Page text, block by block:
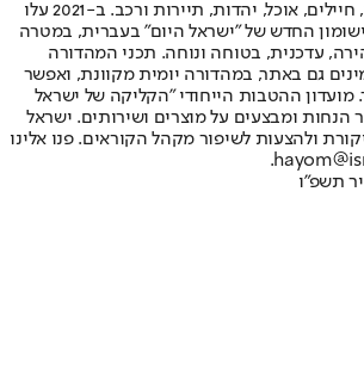
כלכלה וצרכנות, בריאות, חיילים, אוכל, יהדות, תיירות ורכב. ב-2021 עלו
החדש של "ישראל היום" בעברית, במטרה
עדכנית, בטוחה ונוחה. תכני המהדורה
גם באתר, במהדורה יומית מקוונת, ואפשר
מועדון ההטבות הייחודי "הקליקה של ישראל
הנחות ומבצעים על מוצרים ושירותים. ישראל
ולהצעות לשיפור מקהל הקוראים. פנו אלינו
תשפ"ו